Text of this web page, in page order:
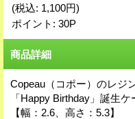
(税込: 1,100円)
ポイント: 30P
商品詳細
Copeau（コポー）のレジ
「Happy Birthday」誕生ケ
【幅：2.6、高さ：5.3】